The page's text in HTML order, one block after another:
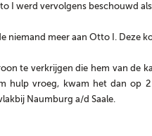
I werd vervolgens beschouwd als
niemand meer aan Otto I. Deze
te verkrijgen die hem van de
hulp vroeg, kwam het dan
Naumburg a/d Saale.